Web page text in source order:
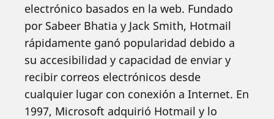
electrónico basados en la web. Fundado
por Sabeer Bhatia y Jack Smith, Hotmail
rápidamente ganó popularidad debido a
su accesibilidad y capacidad de enviar y
recibir correos electrónicos desde
cualquier lugar con conexión a Internet. En
1997, Microsoft adquirió Hotmail y lo